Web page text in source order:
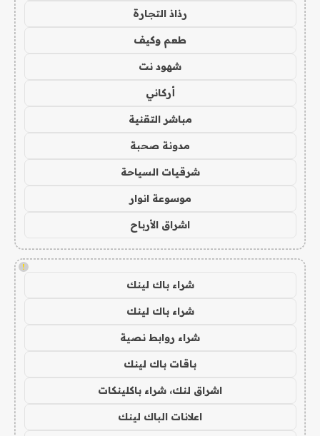
رذاذ التجارة
طعم وكيف
شهود نت
أركاني
مباشر التقنية
مدونة صحبة
شرقيات السياحة
موسوعة انوار
اشراق الأرباح
!
شراء باك لينك
شراء باك لينك
شراء روابط نصية
باقات باك لينك
اشراق لنك، شراء باكلينكات
اعلانات الباك لينك